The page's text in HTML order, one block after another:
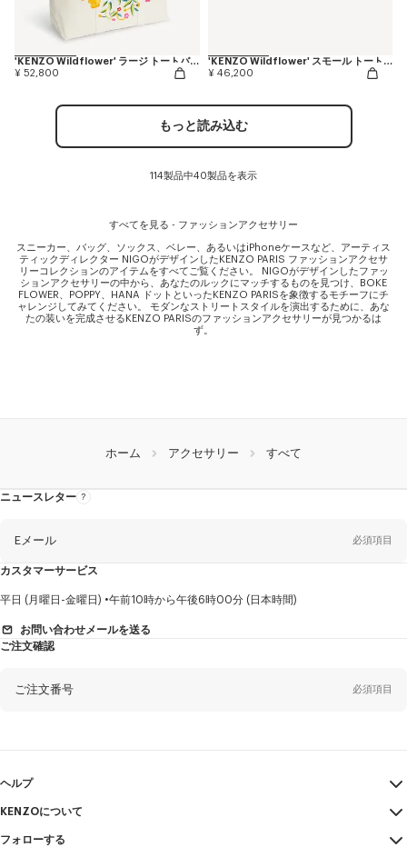
'KENZO Wildflower' ラージ トートバッグ イン キャンバス
¥ 52,800
'KENZO Wildflower' スモール トートバッグ イン キャンバス
¥ 46,200
もっと読み込む
114製品中40製品を表示
すべてを見る - ファッションアクセサリー
スニーカー、バッグ、ソックス、ベレー、あるいはiPhoneケースなど、アーティス
ティックディレクター NIGOがデザインしたKENZO PARIS ファッションアクセサ
リーコレクションのアイテムをすべてご覧ください。 NIGOがデザインしたファッ
ションアクセサリーの中から、あなたのルックにマッチするものを見つけ、BOKE
FLOWER、POPPY、HANA ドットといったKENZO PARISを象徴するモチーフにチ
ャレンジしてみてください。 モダンなストリートスタイルを演出するために、あな
たの装いを完成させるKENZO PARISのファッションアクセサリーが見つかるは
ず。
ホーム アクセサリー すべて
ニュースレター
ニ
に
つ
Eメール 必須項目
性
姓*
カスタマーサービス
平日 (月曜日-金曜日) 午前10時から午後6時00分 (日本時間)
お問い合わせメールを送る
ご注文確認
ご注文番号 必須項目
ヘルプ
マイアカウント
サイズガイド
KENZOについて
利用規約
フォローする